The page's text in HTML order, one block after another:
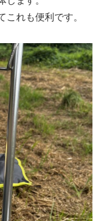
これも便利です。